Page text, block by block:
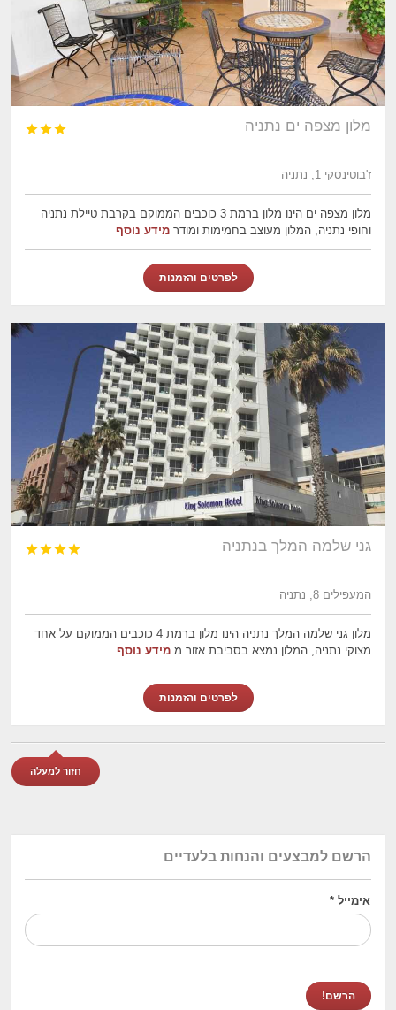
מלון מצפה ים נתניה 


ז'בוטינסקי 1, נתניה
מלון מצפה ים הינו מלון ברמת 3 כוכבים הממוקם בקרבת טיילת נתניה
וחופי נתניה, המלון מעוצב בחמימות ומודרמידע נוסף
לפרטים והזמנות
גני שלמה המלך בנתניה 



המעפילים 8, נתניה
מלון גני שלמה המלך נתניה הינו מלון ברמת 4 כוכבים הממוקם על אחד
מצוקי נתניה, המלון נמצא בסביבת אזור ממידע נוסף
לפרטים והזמנות
חזור למעלה
הרשם למבצעים והנחות בלעדיים
אימייל*